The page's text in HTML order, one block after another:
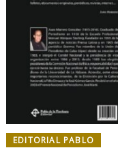
EDITORIAL PABLO